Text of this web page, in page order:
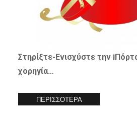
Στηρίξτε- Ενισχύστετην
χορηγία…
ΠΕΡΙΣΣΟΤΕΡΑ